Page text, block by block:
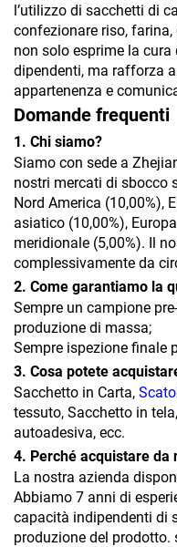
l’utilizzo di sacchetti di
confezionare riso,
non solo esprime la cura
dipendenti, ma rafforza
appartenenza e
Domande frequenti
1. Chi siamo?
Siamo con sede a
nostri mercati di sbocco
Nord America (10,00%),
asiatico (10,00%),
meridionale (5,00%). Il
complessivamente da
2. Come garantiamo la
Sempre un campione
produzione di massa;
Sempre ispezione finale
3. Cosa potete
Sacchetto in Carta,
tessuto, Sacchetto in
autoadesiva, ecc.
4. Perché acquistare
La nostra azienda
Abbiamo 7 anni di
capacità indipendenti di
produzione del prodotto.